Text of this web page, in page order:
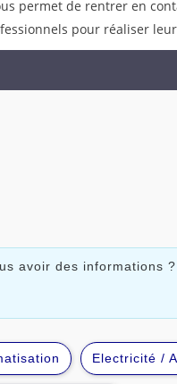
permet de rentrer en
pour réaliser